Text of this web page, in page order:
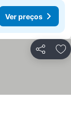
Ver preços
Partilhar